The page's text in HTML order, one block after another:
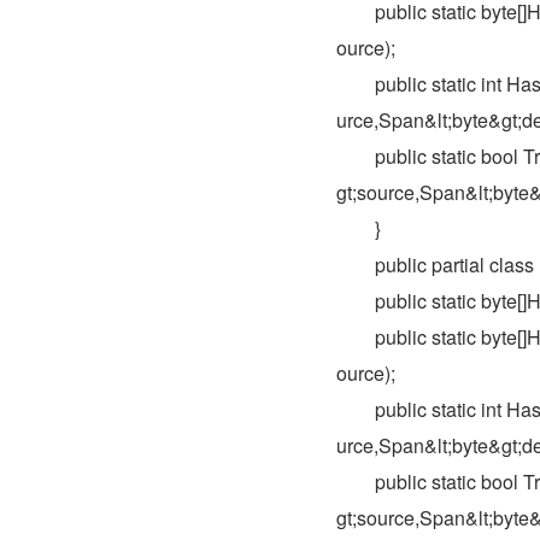
public static
ource);
public static int
public static bool
}
public partial class
public static
public static
ource);
public static int
public static bool